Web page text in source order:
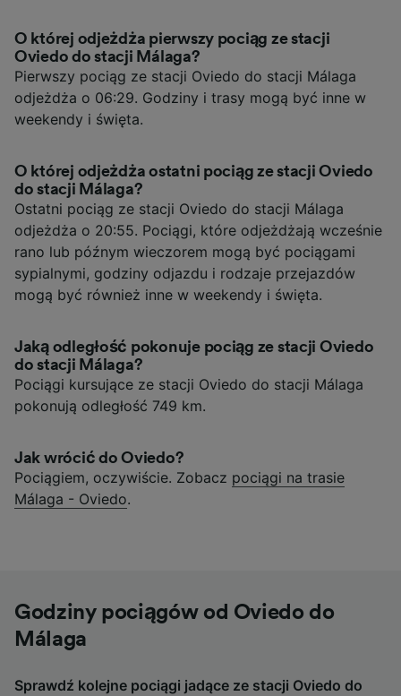
O której odjeżdża pierwszy pociąg ze stacji
Oviedo do stacji Málaga?
Pierwszy pociąg ze stacji Oviedo do stacji Málaga
odjeżdża o 06:29. Godziny i trasy mogą być inne w
weekendy i święta.
O której odjeżdża ostatni pociąg ze stacji Oviedo
do stacji Málaga?
Ostatni pociąg ze stacji Oviedo do stacji Málaga
odjeżdża o 20:55. Pociągi, które odjeżdżają wcześnie
rano lub późnym wieczorem mogą być pociągami
sypialnymi, godziny odjazdu i rodzaje przejazdów
mogą być również inne w weekendy i święta.
Jaką odległość pokonuje pociąg ze stacji Oviedo
do stacji Málaga?
Pociągi kursujące ze stacji Oviedo do stacji Málaga
pokonują odległość 749 km.
Jak wrócić do Oviedo?
Pociągiem, oczywiście. Zobacz pociągi na trasie
Málaga - Oviedo.
Godziny pociągów od Oviedo do
Málaga
Sprawdź kolejne pociągi jadące ze stacji Oviedo do